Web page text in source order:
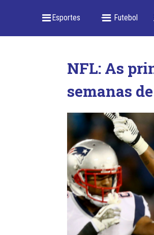
_ Esportes -- _ Futebol
NFL: As
semanas